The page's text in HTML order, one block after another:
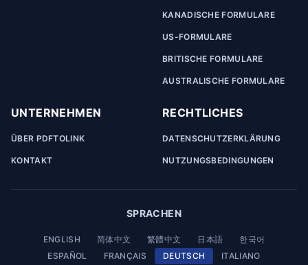
KANADISCHE FORMULARE
US-FORMULARE
BRITISCHE FORMULARE
AUSTRALISCHE FORMULARE
UNTERNEHMEN
ÜBER PDFTOLINK
KONTAKT
RECHTLICHES
DATENSCHUTZERKLÄRUNG
NUTZUNGSBEDINGUNGEN
SPRACHEN
ENGLISH 简体中文 繁體中文 日本語
한국어
ESPAÑOL
FRANÇAIS DEUTSCH ITALIANO